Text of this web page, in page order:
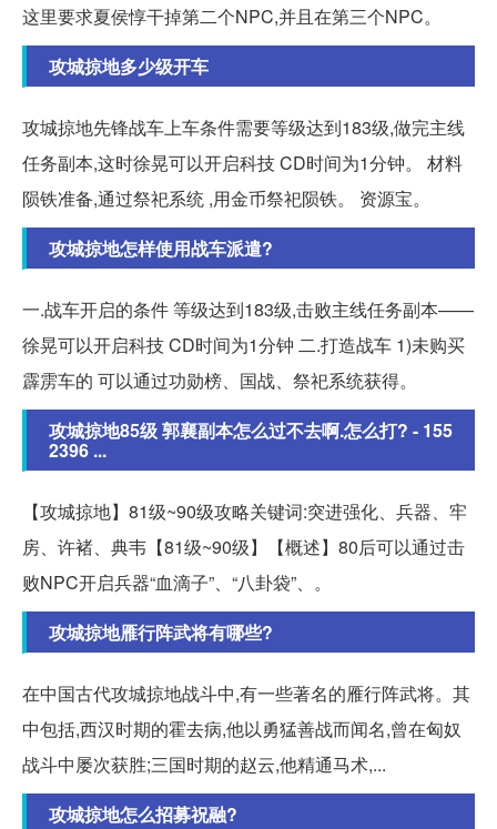
这里要求夏侯惇干掉第二个NPC,并且在第三个NPC。
攻城掠地多少级开车
攻城掠地先锋战车上车条件需要等级达到183级,做完主线
任务副本,这时徐晃可以开启科技 CD时间为1分钟。 材料
陨铁准备,通过祭祀系统 ,用金币祭祀陨铁。 资源宝。
攻城掠地怎样使用战车派遣?
一.战车开启的条件 等级达到183级,击败主线任务副本——
徐晃可以开启科技 CD时间为1分钟 二.打造战车 1)未购买
霹雳车的 可以通过功勋榜、国战、祭祀系统获得。
攻城掠地85级 郭襄副本怎么过不去啊.怎么打? - 155
2396 ...
【攻城掠地】81级~90级攻略关键词:突进强化、兵器、牢
房、许褚、典韦【81级~90级】【概述】80后可以通过击
败NPC开启兵器“血滴子”、“八卦袋”、。
攻城掠地雁行阵武将有哪些?
在中国古代攻城掠地战斗中,有一些著名的雁行阵武将。其
中包括,西汉时期的霍去病,他以勇猛善战而闻名,曾在匈奴
战斗中屡次获胜;三国时期的赵云,他精通马术,...
攻城掠地怎么招募祝融?